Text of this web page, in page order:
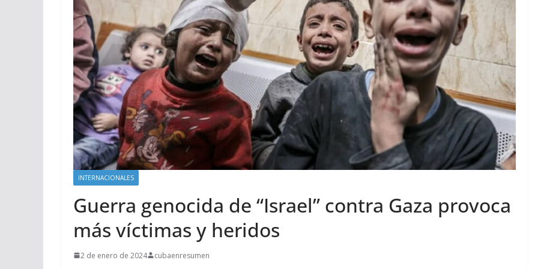
INTERNACIONALES
Guerra genocida de “Israel” contra Gaza provoca
más víctimas y heridos
2 de enero de 2024 cubaenresumen